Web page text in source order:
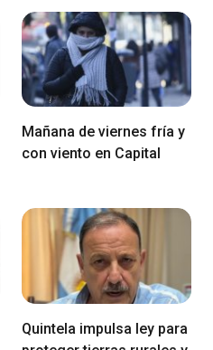
Mañana de viernes fría y
con viento en Capital
Quintela impulsa ley para